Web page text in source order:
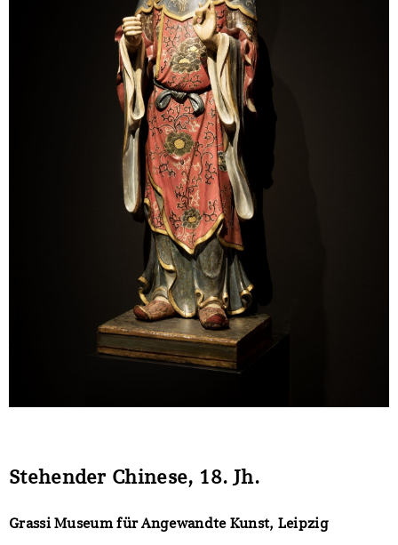
Stehender Chinese, 18. Jh.
Grassi Museum für Angewandte Kunst, Leipzig